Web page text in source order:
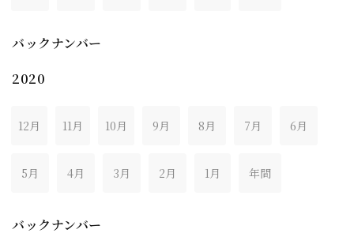
バックナンバー
2020
12月 11月 10月 9月 8月 7月 6月
5月 4月 3月 2月 1月 年間
バックナンバー